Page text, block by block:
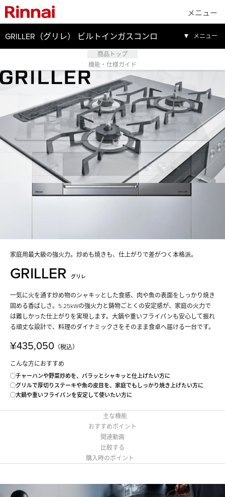
メニュー
GRILLER（グリレ） ビルトインガスコンロ メニュー
商品トップ
機能・仕様ガイド
家庭用最大級の強火力。炒めも焼きも、仕上がりで差がつく本格派。
GRILLER グリレ
一気に火を通す炒め物のシャキッとした食感、肉や魚の表面をしっかり焼き
固める香ばしさ。5.25kWの強火力と鋳物ごとくの安定感が、家庭の火力で
は難しかった仕上がりを実現します。大鍋や重いフライパンも安心して振れ
る頑丈な設計で、料理のダイナミックさをそのまま食卓へ届ける一台です。
¥435,050 （税込）
こんな方におすすめ
◯チャーハンや野菜炒めを、パラッとシャキッと仕上げたい方に
◯グリルで厚切りステーキや魚の皮目を、家庭でもしっかり焼き上げたい方に
◯大鍋や重いフライパンを安定して使いたい方に
主な機能
おすすめポイント
関連動画
比較する
購入時のポイント